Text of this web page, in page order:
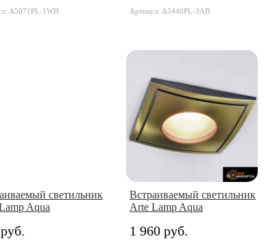
A5071PL-1WH Артикул: A5440PL-3AB
светильник
Aqua
Встраиваемый светильник
Arte Lamp Aqua
1 960 руб.